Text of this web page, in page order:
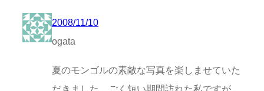
2008/11/10
ogata
夏のモンゴルの素敵な写真を楽しませていた
だきました。ごく短い期間訪れた私ですが、